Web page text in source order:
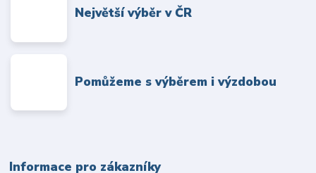
Největší výběr v ČR
Pomůžeme s výběrem i výzdobou
Informace pro zákazníky